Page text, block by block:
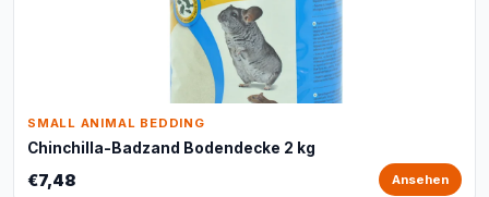
SMALL ANIMAL BEDDING
Chinchilla-Badzand Bodendecke 2 kg
€7,48 Ansehen